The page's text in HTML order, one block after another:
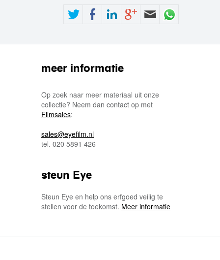
meer informatie
Op zoek naar meer materiaal uit onze
collectie? Neem dan contact op met
Filmsales:
sales@eyefilm.nl
tel. 020 5891 426
steun Eye
Steun Eye en help ons erfgoed veilig te
stellen voor de toekomst. Meer informatie